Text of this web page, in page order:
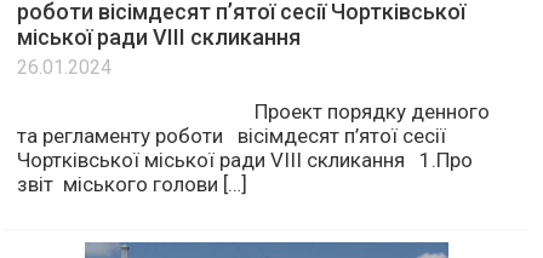
роботи вісімдесят п’ятої сесії Чортківської
міської ради VІІІ скликання
26.01.2024
Проект порядку денного
та регламенту роботи вісімдесят п’ятої сесії
Чортківської міської ради VІІІ скликання 1.Про
звіт міського голови […]